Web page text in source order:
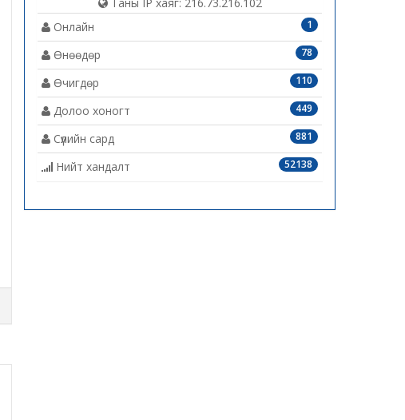
1
Онлайн
78
Өнөөдөр
110
Өчигдөр
449
Долоо хоногт
881
Сүүлийн сард
52138
Нийт хандалт